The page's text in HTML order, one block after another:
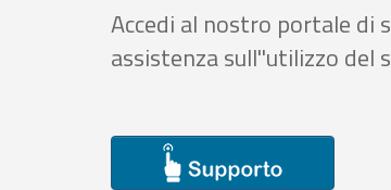
Accedi al nostro portale di
assistenza sull''utilizzo del